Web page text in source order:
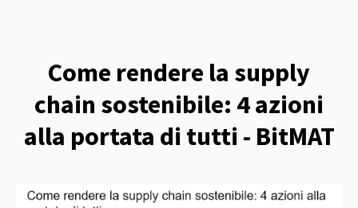
Come rendere la supply
chain sostenibile: 4 azioni
alla portata di tutti - BitMAT